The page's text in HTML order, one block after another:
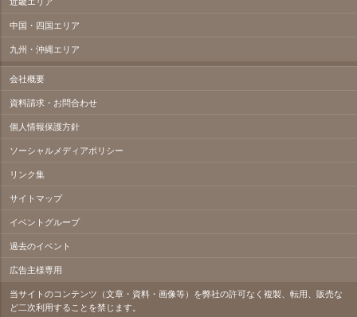
中国・四国エリア
九州・沖縄エリア
会社概要
資料請求・お問合わせ
個人情報保護方針
ソーシャルメディアポリシー
リンク集
サイトマップ
イベントグループ
過去のイベント
広告主様専用
当サイトのコンテンツ（文章・資料・画像等）を弊社の許可なく複製、転用、販売な
ど二次利用することを禁じます。